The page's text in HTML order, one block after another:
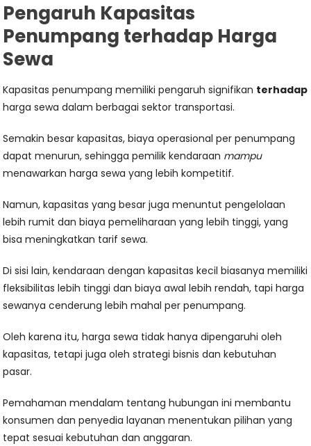
Pengaruh Kapasitas
Penumpang terhadap Harga
Sewa
Kapasitas penumpang memiliki pengaruh signifikan terhadap
harga sewa dalam berbagai sektor transportasi.
Semakin besar kapasitas, biaya operasional per penumpang
dapat menurun, sehingga pemilik kendaraan mampu
menawarkan harga sewa yang lebih kompetitif.
Namun, kapasitas yang besar juga menuntut pengelolaan
lebih rumit dan biaya pemeliharaan yang lebih tinggi, yang
bisa meningkatkan tarif sewa.
Di sisi lain, kendaraan dengan kapasitas kecil biasanya memiliki
fleksibilitas lebih tinggi dan biaya awal lebih rendah, tapi harga
sewanya cenderung lebih mahal per penumpang.
Oleh karena itu, harga sewa tidak hanya dipengaruhi oleh
kapasitas, tetapi juga oleh strategi bisnis dan kebutuhan
pasar.
Pemahaman mendalam tentang hubungan ini membantu
konsumen dan penyedia layanan menentukan pilihan yang
tepat sesuai kebutuhan dan anggaran.